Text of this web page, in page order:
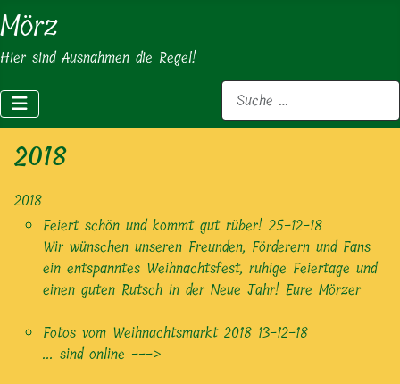
Mörz
Hier sind Ausnahmen die Regel!
Suchen
2018
2018
Feiert schön und kommt gut rüber! 25-12-18
Wir wünschen unseren Freunden, Förderern und Fans
ein entspanntes Weihnachtsfest, ruhige Feiertage und
einen guten Rutsch in der Neue Jahr! Eure Mörzer
Fotos vom Weihnachtsmarkt 2018 13-12-18
... sind online --->